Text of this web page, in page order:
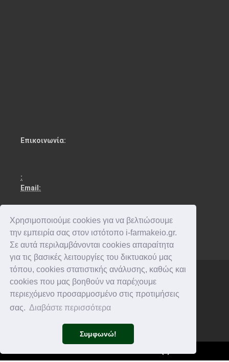
Χρησιμοποιούμε cookies για να βελτιώσουμε
την εμπειρία σας στον ιστότοπο i-farmakeio.gr.
Σε αυτά περιλαμβάνονται cookies απαραίτητα
για τις βασικές λειτουργίες του δικτυακού μας
τόπου, cookies στατιστικής ανάλυσης, καθώς και
cookies που μας βοηθούν να παρέχουμε
περιεχόμενο προσαρμοσμένο στις προτιμήσεις
σας. Διαβάστε περισσότερα
Συμφωνώ!
Επικοινωνία:
:
Email:
Copyright © 2016-2026 . All rights reserved.